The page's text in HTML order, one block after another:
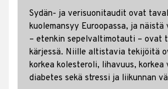
Sydän- ja verisuonitaudit ovat
kuolemansyy Euroopassa, ja
– etenkin sepelvaltimotauti – ovat
kärjessä. Niille altistavia tekijöitä
korkea kolesteroli, lihavuus, korkea
diabetes sekä stressi ja liikunnan